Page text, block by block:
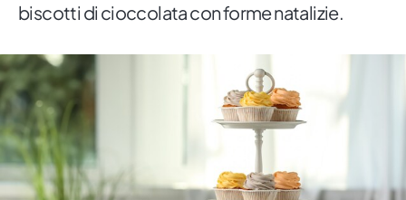
biscotti di cioccolata con forme natalizie.